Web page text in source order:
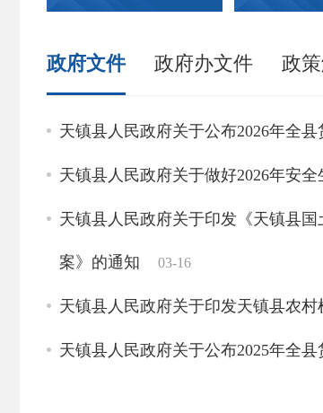
政府文件 政府办文件 政
天镇县人民政府关于公布2026年全
天镇县人民政府关于做好2026年安
天镇县人民政府关于印发《天镇县
案》的通知 03-16
天镇县人民政府关于印发天镇县农
天镇县人民政府关于公布2025年全